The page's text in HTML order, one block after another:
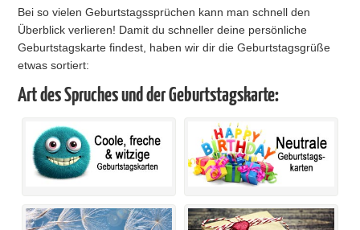
Bei so vielen Geburtstagssprüchen kann man schnell den
Überblick verlieren! Damit du schneller deine persönliche
Geburtstagskarte findest, haben wir dir die Geburtstagsgrüße
etwas sortiert:
Art des Spruches und der Geburtstagskarte: